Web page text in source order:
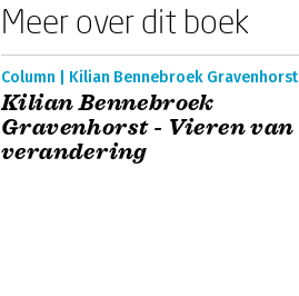
Meer over dit boek
Column | Kilian Bennebroek Gravenhorst
Kilian Bennebroek
Gravenhorst - Vieren van
verandering